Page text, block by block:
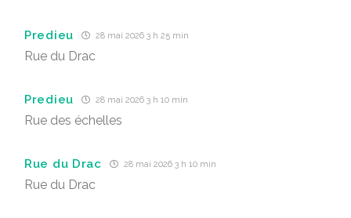
Predieu 28 mai 2026 3 h 25 min
Rue du Drac
Predieu 28 mai 2026 3 h 10 min
Rue des échelles
Rue du Drac 28 mai 2026 3 h 10 min
Rue du Drac